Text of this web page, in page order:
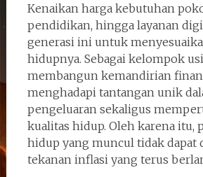
Kenaikan harga kebutuhan
pendidikan, hingga layanan
generasi ini untuk
hidupnya. Sebagai kelompok
membangun kemandirian
menghadapi tantangan unik
pengeluaran sekaligus
kualitas hidup. Oleh karena itu,
hidup yang muncul tidak dapat
tekanan inflasi yang terus